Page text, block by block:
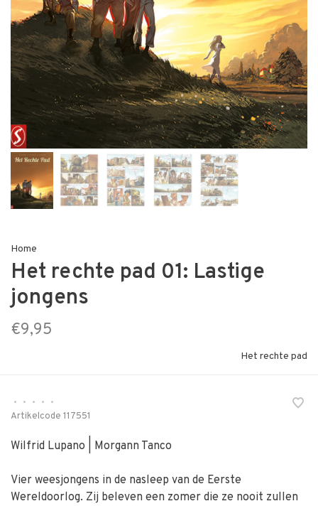
Home
Het rechte pad 01: Lastige
jongens
€9,95
Het rechte pad
• • • •
•
Artikelcode 117551
Wilfrid Lupano | Morgann Tanco
Vier weesjongens in de nasleep van de Eerste
Wereldoorlog. Zij beleven een zomer die ze nooit zullen